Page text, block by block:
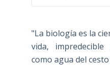
"La biología es la
vida,
como agua del